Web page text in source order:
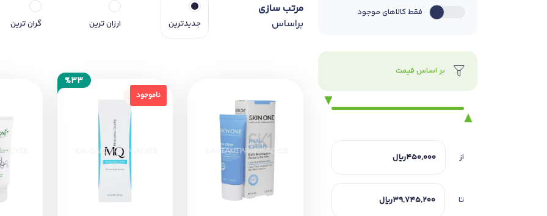
فقط کالاهای موجود
بر اساس قیمت
از
تا
مرتب سازی
براساس
جدیدترین ارزان ترین گران ترین
ناموجود
%33
ناموجود